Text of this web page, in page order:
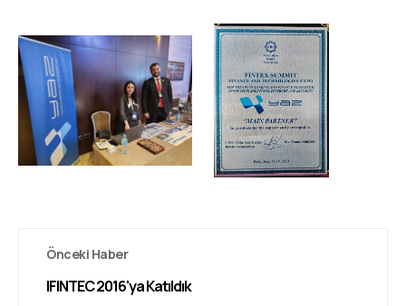
Önceki Haber
IFINTEC 2016'ya Katıldık